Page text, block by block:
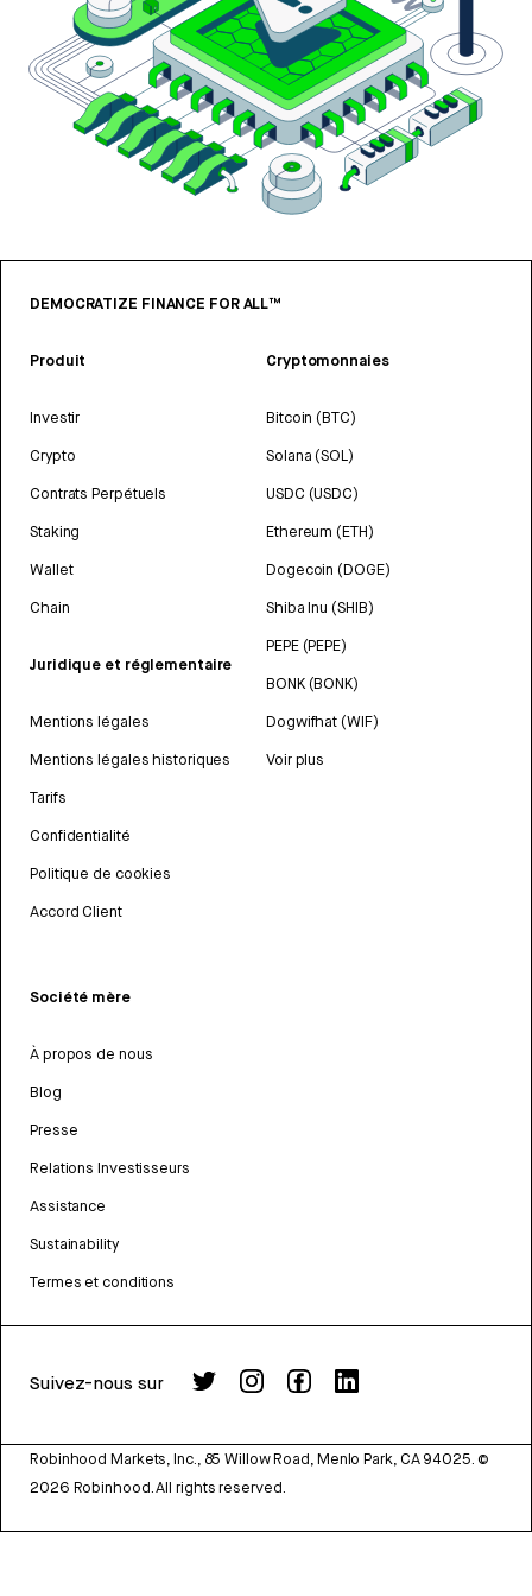
DEMOCRATIZE FINANCE FOR ALL™
Produit
Investir
Crypto
Contrats Perpétuels
Staking
Wallet
Chain
Juridique et réglementaire
Mentions légales
Mentions légales historiques
Tarifs
Confidentialité
Politique de cookies
Accord Client
Cryptomonnaies
Bitcoin (BTC)
Solana (SOL)
USDC (USDC)
Ethereum (ETH)
Dogecoin (DOGE)
Shiba Inu (SHIB)
PEPE (PEPE)
BONK (BONK)
Dogwifhat (WIF)
Voir plus
Société mère
À propos de nous
Blog
Presse
Relations Investisseurs
Assistance
Sustainability
Termes et conditions
Suivez-nous sur
Robinhood Markets, Inc., 85 Willow Road, Menlo Park, CA 94025. ©
2026 Robinhood. All rights reserved.